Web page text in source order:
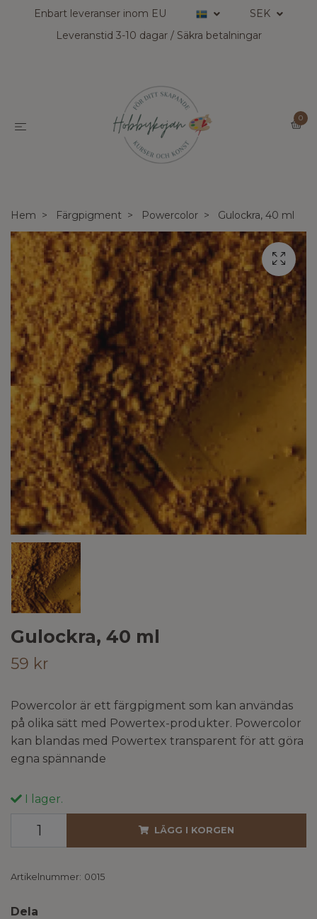
Enbart leveranser inom EU
SEK
Leveranstid 3-10 dagar / Säkra betalningar
0
Hem Färgpigment Powercolor Gulockra, 40 ml
Gulockra, 40 ml
59 kr
Powercolor är ett färgpigment som kan användas
på olika sätt med Powertex-produkter. Powercolor
kan blandas med Powertex transparent för att göra
egna spännande
I lager.
LÄGG I KORGEN
Artikelnummer: 0015
Dela